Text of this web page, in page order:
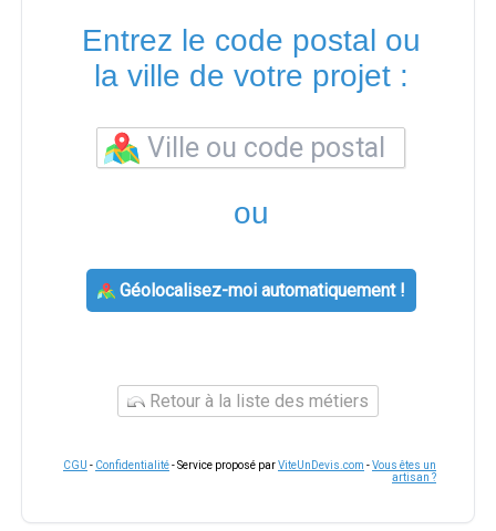
Entrez le code postal ou
la ville de votre projet :
ou
Géolocalisez-moi automatiquement !
Retour à la liste des métiers
CGU - Confidentialité- Service proposé parViteUnDevis.com -Vous êtes un
artisan ?